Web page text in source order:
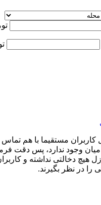
کاربران مستقیما با هم
وجود ندارد، پس دقت
هیچ دخالتی نداشته و
را در نظر بگیرند.